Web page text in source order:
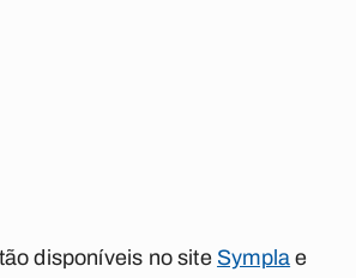
disponíveis no site Sympla e